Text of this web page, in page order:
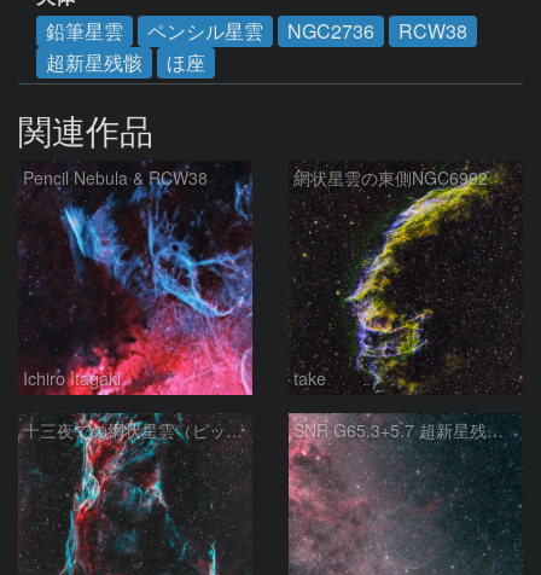
鉛筆星雲
ペンシル星雲 NGC2736
RCW38
超新星残骸
ほ座
関連作品
Pencil Nebula & RCW38
Ichiro Itagaki
網状星雲の東側NGC6992
take
十三夜での網状星雲（ピッカリングの三角） SNR G65.3+5.7 超新星残骸 アルビレオ周辺 はくちょう座